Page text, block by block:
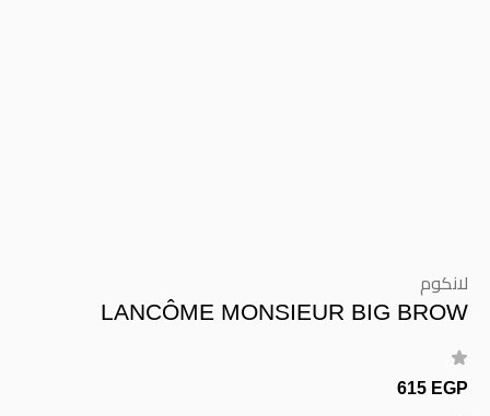
لانكوم
LANCÔME MONSIEUR BIG BROW
615 EGP